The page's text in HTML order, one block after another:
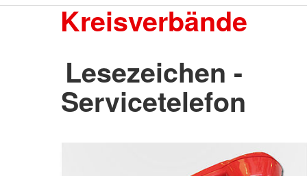
Kreisverbände
Lesezeichen -
Servicetelefon